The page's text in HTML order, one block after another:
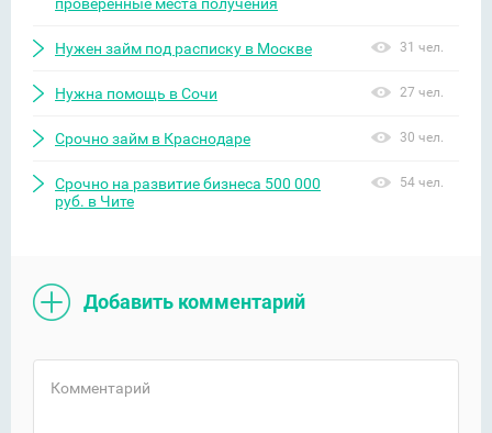
Нужен займ под расписку в Москве 31 чел.
Нужна помощь в Сочи 27 чел.
Срочно займ в Краснодаре 30 чел.
Срочно на развитие бизнеса 500 000
руб. в Чите
54 чел.
Добавить комментарий